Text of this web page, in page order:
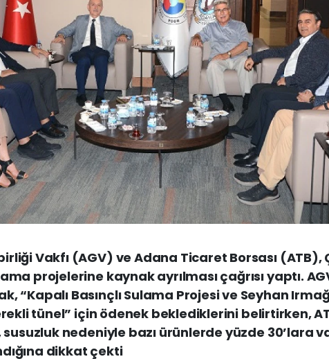
Vakfı (AGV) ve Adana Ticaret Borsası (ATB),
projelerine kaynak ayrılması çağrısı yaptı.
“Kapalı Basınçlı Sulama Projesi ve Seyhan
tünel” için ödenek beklediklerini belirtirken,
susuzluk nedeniyle bazı ürünlerde yüzde 30’lara
dikkat çekti